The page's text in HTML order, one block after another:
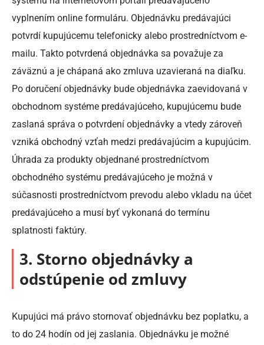
vyplnením online formuláru. Objednávku predávajúci
potvrdí kupujúcemu telefonicky alebo prostredníctvom e-
mailu. Takto potvrdená objednávka sa považuje za
záväznú a je chápaná ako zmluva uzavieraná na diaľku.
Po doručení objednávky bude objednávka zaevidovaná v
obchodnom systéme predávajúceho, kupujúcemu bude
zaslaná správa o potvrdení objednávky a vtedy zároveň
vzniká obchodný vzťah medzi predávajúcim a kupujúcim.
Úhrada za produkty objednané prostredníctvom
obchodného systému predávajúceho je možná v
súčasnosti prostredníctvom prevodu alebo vkladu na účet
predávajúceho a musí byť vykonaná do termínu
splatnosti faktúry.
3. Storno objednávky a
odstúpenie od zmluvy
Kupujúci má právo stornovať objednávku bez poplatku, a
to do 24 hodín od jej zaslania. Objednávku je možné